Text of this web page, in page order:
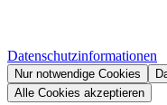
Datenschutzinformationen
Nur notwendige Cookies
Alle Cookies akzeptieren